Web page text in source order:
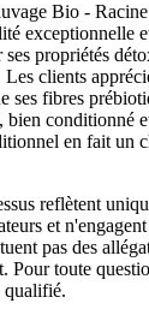
Bio -
exceptionnelle
propriétés
clients
ses fibres
bien conditionné
en fait un
reflètent
et
pas des
Pour toute
qualifié.